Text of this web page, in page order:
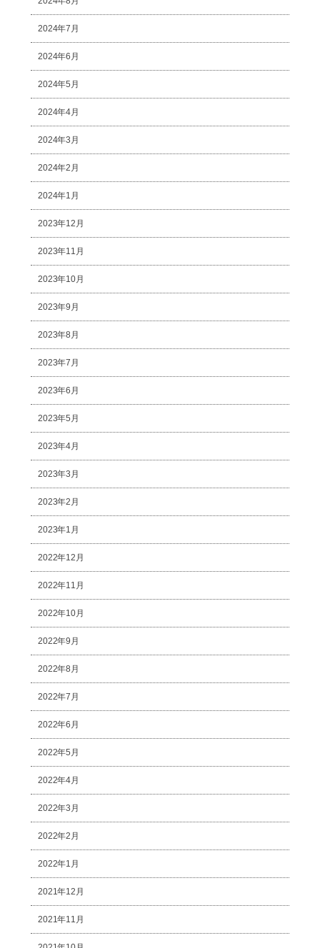
2024年7月
2024年6月
2024年5月
2024年4月
2024年3月
2024年2月
2024年1月
2023年12月
2023年11月
2023年10月
2023年9月
2023年8月
2023年7月
2023年6月
2023年5月
2023年4月
2023年3月
2023年2月
2023年1月
2022年12月
2022年11月
2022年10月
2022年9月
2022年8月
2022年7月
2022年6月
2022年5月
2022年4月
2022年3月
2022年2月
2022年1月
2021年12月
2021年11月